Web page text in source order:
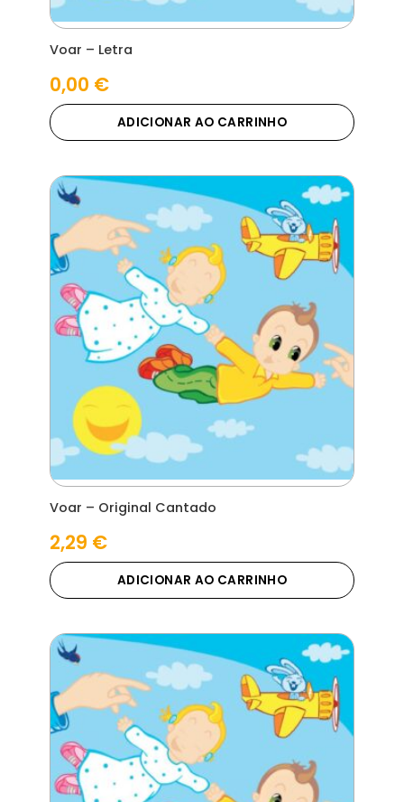
Voar – Letra
0,00 €
ADICIONAR AO CARRINHO
Voar – Original Cantado
2,29 €
ADICIONAR AO CARRINHO